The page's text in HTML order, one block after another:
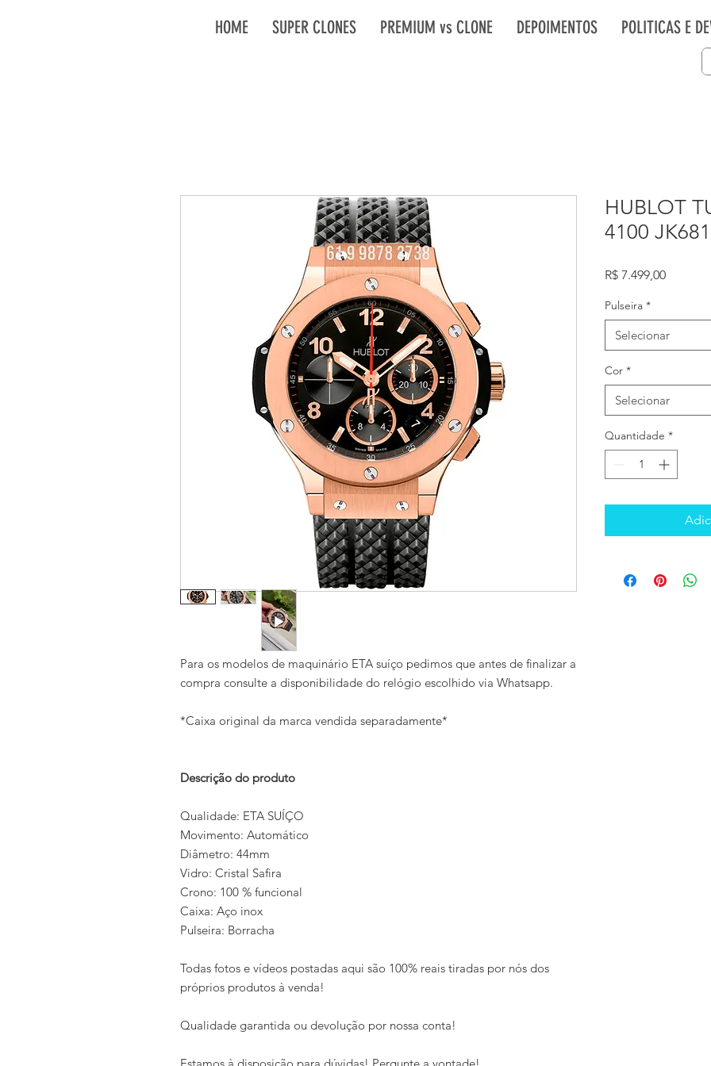
HOME SUPER CLONES PREMIUM vs CLONE DEPOIMENTOS POLITICAS E
Para os modelos de maquinário ETA suíço pedimos que antes de finalizar a
compra consulte a disponibilidade do relógio escolhido via Whatsapp.
*Caixa original da marca vendida separadamente*
Descrição do produto
Qualidade: ETA SUÍÇO
Movimento: Automático
Diâmetro: 44mm
Vidro: Cristal Safira
Crono: 100 % funcional
Caixa: Aço inox
Pulseira: Borracha
Todas fotos e vídeos postadas aqui são 100% reais tiradas por nós dos
próprios produtos à venda!
Qualidade garantida ou devolução por nossa conta!
Estamos à disposição para dúvidas! Pergunte a vontade!
HUBLOT
4100
R$ 7.499,00Preço
Pulseira *
Selecionar
Cor *
Selecionar
Quantidade *